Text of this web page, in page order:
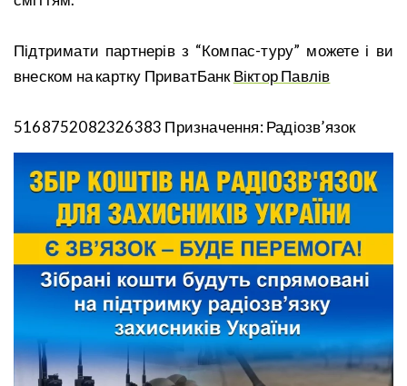
Підтримати партнерів з “Компас-туру” можете і ви
внеском на картку ПриватБанкВіктор Павлів
5168752082326383 Призначення: Радіозв’язок